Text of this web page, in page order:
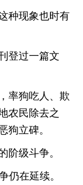
种现象也时有
登过一篇文
率狗吃人、欺
农民除去之
狗立碑。
级斗争。
在延续。